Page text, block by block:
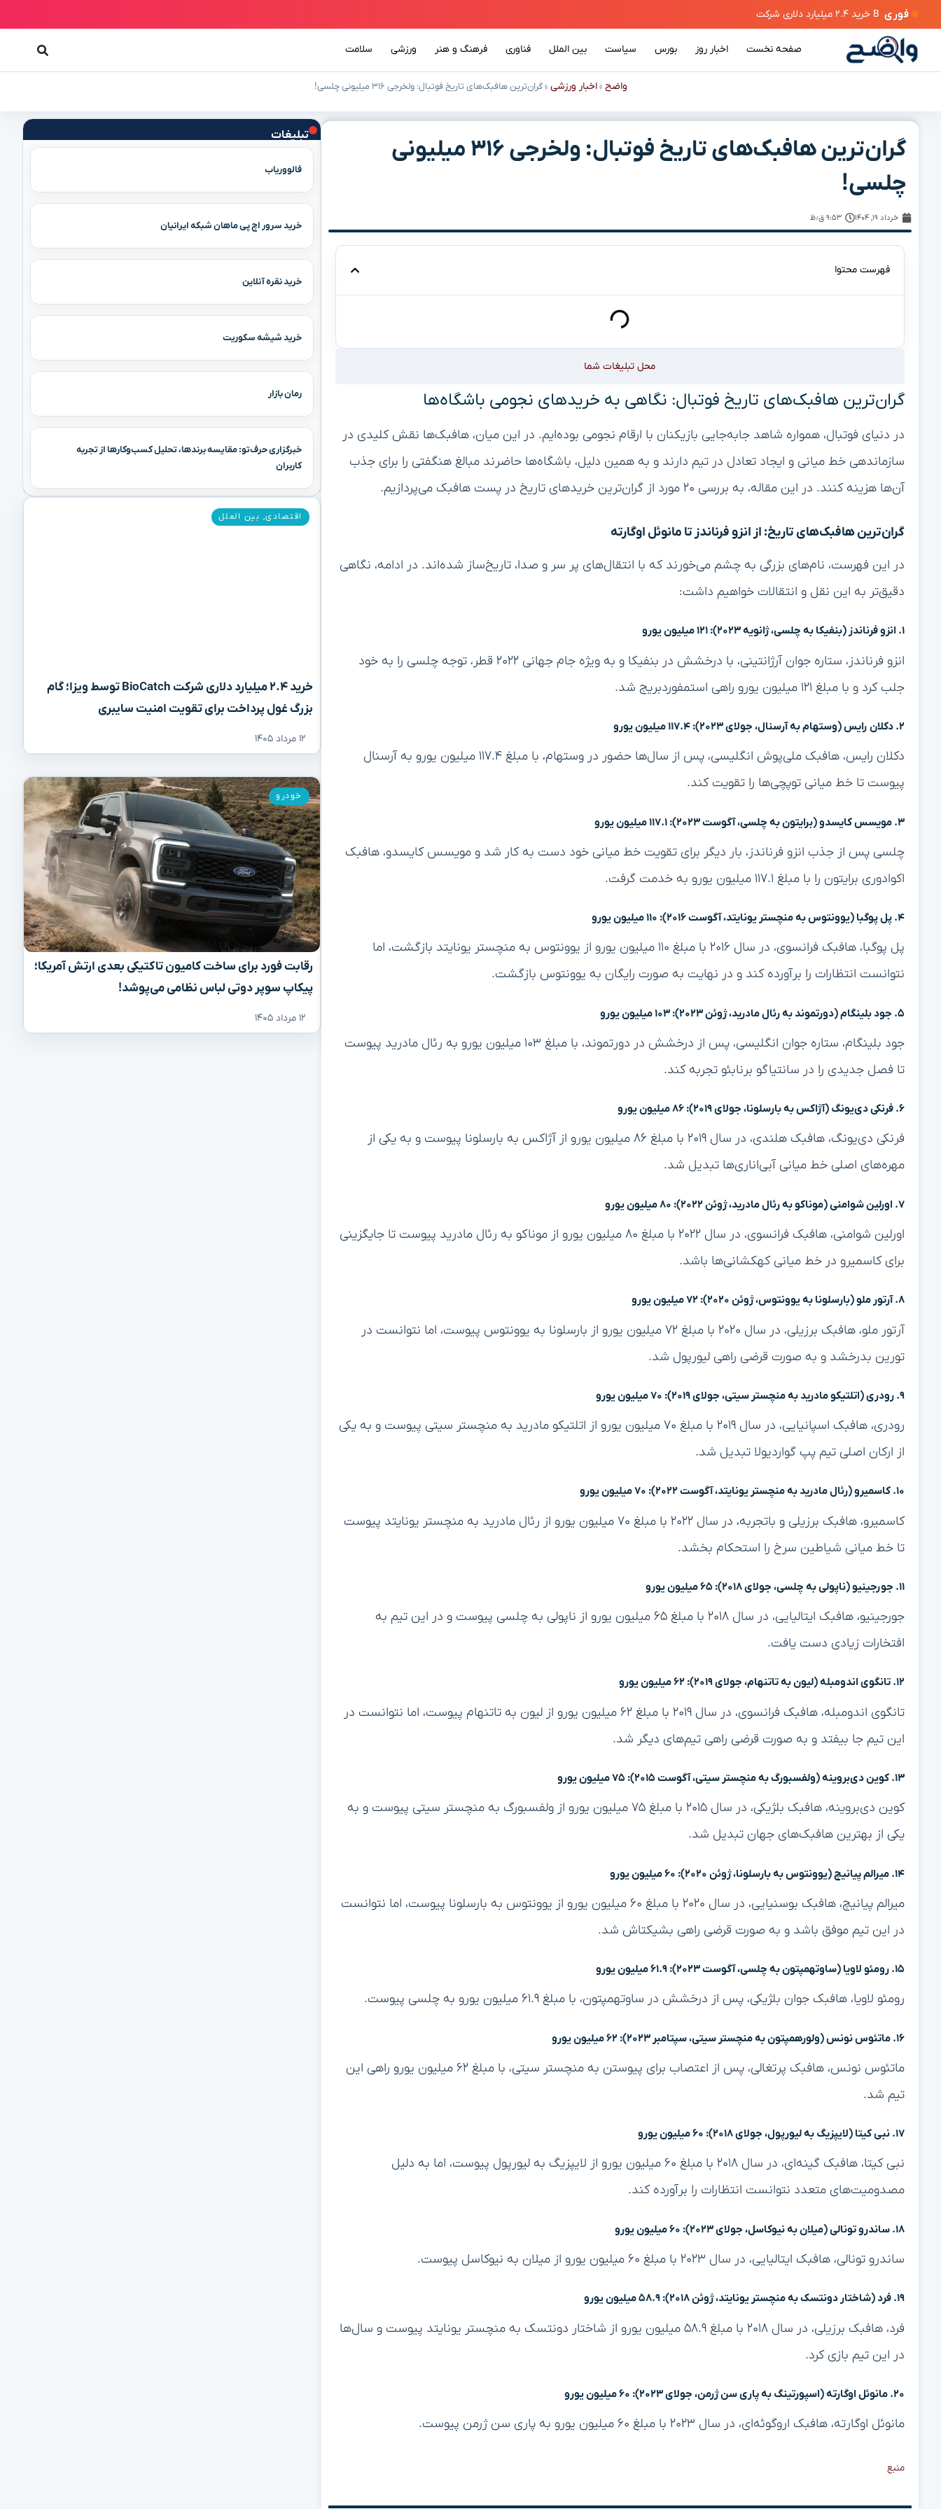
فوری
صفحه نخست اخبار روز بورس سیاست بین الملل فناوری فرهنگ و هنر ورزشی سلامت
واضح »اخبار ورزشی »گران‌ترین هافبک‌های تاریخ فوتبال: ولخرجی ۳۱۶ میلیونی چلسی!
تبلیغات
فالووریاب
خرید سرور اچ پی ماهان شبکه ایرانیان
خرید نقره آنلاین
خرید شیشه سکوریت
رمان بازار
خبرگزاری حرف‌تو: مقایسه برندها، تحلیل کسب‌وکارها از تجربه
کاربران
خرید ۲.۴ میلیارد دلاری شرکت BioCatch توسط ویزا؛ گام
بزرگ غول پرداخت برای تقویت امنیت سایبری
۱۲ مرداد ۱۴۰۵
اقتصادی, بین الملل
رقابت فورد برای ساخت کامیون تاکتیکی بعدی ارتش آمریکا؛
پیکاپ سوپر دوتی لباس نظامی می‌پوشد!
۱۲ مرداد ۱۴۰۵
خودرو
گران‌ترین هافبک‌های تاریخ فوتبال: ولخرجی ۳۱۶ میلیونی
چلسی!
خرداد ۱۹, ۱۴۰۴ ۹:۵۳ ق٫ظ
فهرست محتوا
محل تبلیغات شما
گران‌ترین هافبک‌های تاریخ فوتبال: نگاهی به خریدهای نجومی باشگاه‌ها
در دنیای فوتبال، همواره شاهد جابه‌جایی بازیکنان با ارقام نجومی بوده‌ایم. در این میان، هافبک‌ها نقش کلیدی در
سازماندهی خط میانی و ایجاد تعادل در تیم دارند و به همین دلیل، باشگاه‌ها حاضرند مبالغ هنگفتی را برای جذب
آن‌ها هزینه کنند. در این مقاله، به بررسی ۲۰ مورد از گران‌ترین خریدهای تاریخ در پست هافبک می‌پردازیم.
گران‌ترین هافبک‌های تاریخ: از انزو فرناندز تا مانوئل اوگارته
در این فهرست، نام‌های بزرگی به چشم می‌خورند که با انتقال‌های پر سر و صدا، تاریخ‌ساز شده‌اند. در ادامه، نگاهی
دقیق‌تر به این نقل و انتقالات خواهیم داشت:
۱. انزو فرناندز (بنفیکا به چلسی، ژانویه ۲۰۲۳): ۱۲۱ میلیون یورو
انزو فرناندز، ستاره جوان آرژانتینی، با درخشش در بنفیکا و به ویژه جام جهانی ۲۰۲۲ قطر، توجه چلسی را به خود
جلب کرد و با مبلغ ۱۲۱ میلیون یورو راهی استمفوردبریج شد.
۲. دکلان رایس (وستهام به آرسنال، جولای ۲۰۲۳): ۱۱۷.۴ میلیون یورو
دکلان رایس، هافبک ملی‌پوش انگلیسی، پس از سال‌ها حضور در وستهام، با مبلغ ۱۱۷.۴ میلیون یورو به آرسنال
پیوست تا خط میانی توپچی‌ها را تقویت کند.
۳. مویسس کایسدو (برایتون به چلسی، آگوست ۲۰۲۳): ۱۱۷.۱ میلیون یورو
چلسی پس از جذب انزو فرناندز، بار دیگر برای تقویت خط میانی خود دست به کار شد و مویسس کایسدو، هافبک
اکوادوری برایتون را با مبلغ ۱۱۷.۱ میلیون یورو به خدمت گرفت.
۴. پل پوگبا (یوونتوس به منچستر یونایتد، آگوست ۲۰۱۶): ۱۱۰ میلیون یورو
پل پوگبا، هافبک فرانسوی، در سال ۲۰۱۶ با مبلغ ۱۱۰ میلیون یورو از یوونتوس به منچستر یونایتد بازگشت، اما
نتوانست انتظارات را برآورده کند و در نهایت به صورت رایگان به یوونتوس بازگشت.
۵. جود بلینگام (دورتموند به رئال مادرید، ژوئن ۲۰۲۳): ۱۰۳ میلیون یورو
جود بلینگام، ستاره جوان انگلیسی، پس از درخشش در دورتموند، با مبلغ ۱۰۳ میلیون یورو به رئال مادرید پیوست
تا فصل جدیدی را در سانتیاگو برنابئو تجربه کند.
۶. فرنکی دی‌یونگ (آژاکس به بارسلونا، جولای ۲۰۱۹): ۸۶ میلیون یورو
فرنکی دی‌یونگ، هافبک هلندی، در سال ۲۰۱۹ با مبلغ ۸۶ میلیون یورو از آژاکس به بارسلونا پیوست و به یکی از
مهره‌های اصلی خط میانی آبی‌اناری‌ها تبدیل شد.
۷. اورلین شوامنی (موناکو به رئال مادرید، ژوئن ۲۰۲۲): ۸۰ میلیون یورو
اورلین شوامنی، هافبک فرانسوی، در سال ۲۰۲۲ با مبلغ ۸۰ میلیون یورو از موناکو به رئال مادرید پیوست تا جایگزینی
برای کاسمیرو در خط میانی کهکشانی‌ها باشد.
۸. آرتور ملو (بارسلونا به یوونتوس، ژوئن ۲۰۲۰): ۷۲ میلیون یورو
آرتور ملو، هافبک برزیلی، در سال ۲۰۲۰ با مبلغ ۷۲ میلیون یورو از بارسلونا به یوونتوس پیوست، اما نتوانست در
تورین بدرخشد و به صورت قرضی راهی لیورپول شد.
۹. رودری (اتلتیکو مادرید به منچستر سیتی، جولای ۲۰۱۹): ۷۰ میلیون یورو
رودری، هافبک اسپانیایی، در سال ۲۰۱۹ با مبلغ ۷۰ میلیون یورو از اتلتیکو مادرید به منچستر سیتی پیوست و به یکی
از ارکان اصلی تیم پپ گواردیولا تبدیل شد.
۱۰. کاسمیرو (رئال مادرید به منچستر یونایتد، آگوست ۲۰۲۲): ۷۰ میلیون یورو
کاسمیرو، هافبک برزیلی و باتجربه، در سال ۲۰۲۲ با مبلغ ۷۰ میلیون یورو از رئال مادرید به منچستر یونایتد پیوست
تا خط میانی شیاطین سرخ را استحکام بخشد.
۱۱. جورجینیو (ناپولی به چلسی، جولای ۲۰۱۸): ۶۵ میلیون یورو
جورجینیو، هافبک ایتالیایی، در سال ۲۰۱۸ با مبلغ ۶۵ میلیون یورو از ناپولی به چلسی پیوست و در این تیم به
افتخارات زیادی دست یافت.
۱۲. تانگوی اندومبله (لیون به تاتنهام، جولای ۲۰۱۹): ۶۲ میلیون یورو
تانگوی اندومبله، هافبک فرانسوی، در سال ۲۰۱۹ با مبلغ ۶۲ میلیون یورو از لیون به تاتنهام پیوست، اما نتوانست در
این تیم جا بیفتد و به صورت قرضی راهی تیم‌های دیگر شد.
۱۳. کوین دی‌بروینه (ولفسبورگ به منچستر سیتی، آگوست ۲۰۱۵): ۷۵ میلیون یورو
کوین دی‌بروینه، هافبک بلژیکی، در سال ۲۰۱۵ با مبلغ ۷۵ میلیون یورو از ولفسبورگ به منچستر سیتی پیوست و به
یکی از بهترین هافبک‌های جهان تبدیل شد.
۱۴. میرالم پیانیچ (یوونتوس به بارسلونا، ژوئن ۲۰۲۰): ۶۰ میلیون یورو
میرالم پیانیچ، هافبک بوسنیایی، در سال ۲۰۲۰ با مبلغ ۶۰ میلیون یورو از یوونتوس به بارسلونا پیوست، اما نتوانست
در این تیم موفق باشد و به صورت قرضی راهی بشیکتاش شد.
۱۵. رومئو لاویا (ساوتهمپتون به چلسی، آگوست ۲۰۲۳): ۶۱.۹ میلیون یورو
رومئو لاویا، هافبک جوان بلژیکی، پس از درخشش در ساوتهمپتون، با مبلغ ۶۱.۹ میلیون یورو به چلسی پیوست.
۱۶. ماتئوس نونس (ولورهمپتون به منچستر سیتی، سپتامبر ۲۰۲۳): ۶۲ میلیون یورو
ماتئوس نونس، هافبک پرتغالی، پس از اعتصاب برای پیوستن به منچستر سیتی، با مبلغ ۶۲ میلیون یورو راهی این
تیم شد.
۱۷. نبی کیتا (لایپزیگ به لیورپول، جولای ۲۰۱۸): ۶۰ میلیون یورو
نبی کیتا، هافبک گینه‌ای، در سال ۲۰۱۸ با مبلغ ۶۰ میلیون یورو از لایپزیگ به لیورپول پیوست، اما به دلیل
مصدومیت‌های متعدد نتوانست انتظارات را برآورده کند.
۱۸. ساندرو تونالی (میلان به نیوکاسل، جولای ۲۰۲۳): ۶۰ میلیون یورو
ساندرو تونالی، هافبک ایتالیایی، در سال ۲۰۲۳ با مبلغ ۶۰ میلیون یورو از میلان به نیوکاسل پیوست.
۱۹. فرد (شاختار دونتسک به منچستر یونایتد، ژوئن ۲۰۱۸): ۵۸.۹ میلیون یورو
فرد، هافبک برزیلی، در سال ۲۰۱۸ با مبلغ ۵۸.۹ میلیون یورو از شاختار دونتسک به منچستر یونایتد پیوست و سال‌ها
در این تیم بازی کرد.
۲۰. مانوئل اوگارته (اسپورتینگ به پاری سن ژرمن، جولای ۲۰۲۳): ۶۰ میلیون یورو
مانوئل اوگارته، هافبک اروگوئه‌ای، در سال ۲۰۲۳ با مبلغ ۶۰ میلیون یورو به پاری سن ژرمن پیوست.
منبع